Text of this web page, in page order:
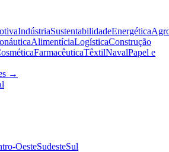
IndústriaSustentabilidadeEnergética
AlimentíciaLogísticaConstrução
FarmacêuticaTêxtilNavalPapel e
→
OesteSudesteSul